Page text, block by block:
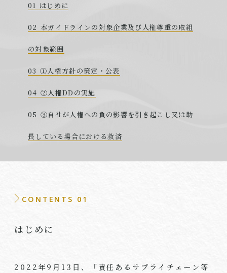
はじめに
本ガイドラインの対象企業及び人権尊重の取組
の対象範囲
①人権方針の策定・公表
②人権DDの実施
③自社が人権への負の影響を引き起こし又は助
長している場合における救済
CONTENTS 01
はじめに
2022年9月13日、「責任あるサプライチェーン等